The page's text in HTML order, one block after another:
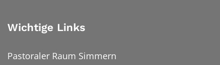
Wichtige Links
Pastoraler Raum Simmern